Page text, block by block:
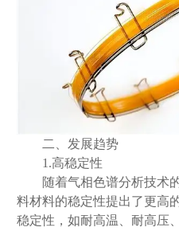
二、发展趋势
1.高稳定性
随着气相色谱分析技术
料材料的稳定性提出了更高
稳定性，如耐高温、耐高压